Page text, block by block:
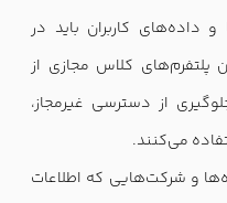
و داده‌های کاربران باید در
کلاس مجازی از
از دسترسی غیرمجاز،
می‌کنند.
و شرکت‌هایی که اطلاعات